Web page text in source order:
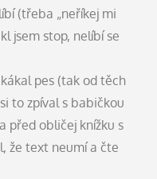
(třeba „neříkej mi
jsem stop, nelíbí se
pes (tak od těch
to zpíval s babičkou
před obličej knížku s
že text neumí a čte